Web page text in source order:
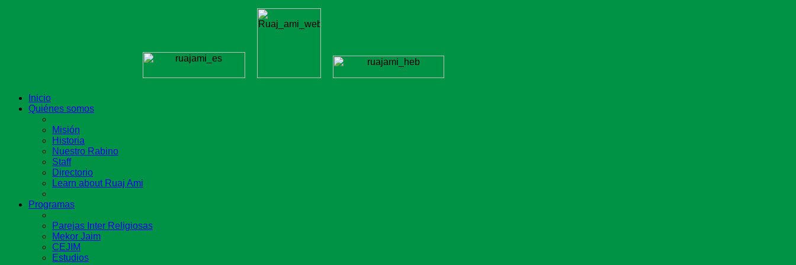
Inicio
Quiénes somos
Misión
Historia
Nuestro Rabino
Staff
Directorio
Learn about Ruaj Ami
Programas
Parejas Inter Religiosas
Mekor Jaim
CEJIM
Estudios